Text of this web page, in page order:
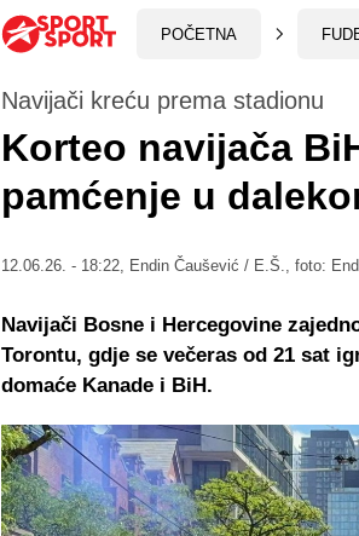
POČETNA
Navijači kreću prema stadionu
Korteo navijača
pamćenje u
12.06.26. - 18:22, Endin Čaušević / E.Š. , foto:
Navijači Bosne i Hercegovine
Torontu, gdje se večeras od 21 sat
domaće Kanade i BiH.